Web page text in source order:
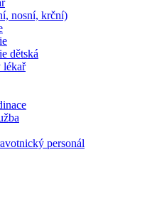
nosní, krční)
dětská
lékař
personál